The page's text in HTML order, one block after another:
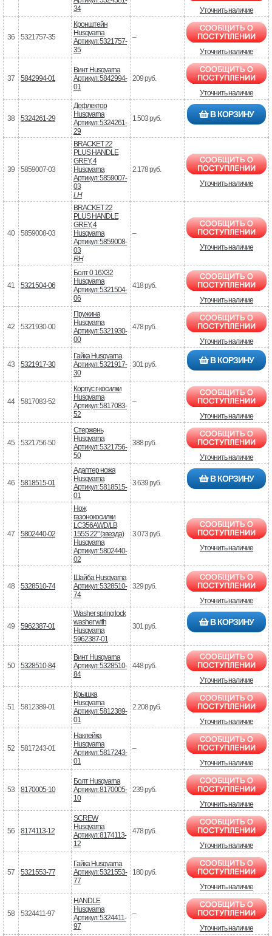
34
Уточнить наличие
36 5321757-35
Кронштейн
Husqvarna
Артикул: 5321757-
35
–
Уточнить наличие
37 5842994-01
Винт Husqvarna
Артикул: 5842994-
01
209 руб.
Уточнить наличие
38 5324261-29
Дефлектор
Husqvarna
Артикул: 5324261-
29
1.503 руб. В КОРЗИНУ
39 5859007-03
BRACKET 22
PLUS HANDLE
GREY, 4
Husqvarna
Артикул: 5859007-
03
LH
2.178 руб.
Уточнить наличие
40 5859008-03
BRACKET 22
PLUS HANDLE
GREY, 4
Husqvarna
Артикул: 5859008-
03
RH
–
Уточнить наличие
41 5321504-06
Болт 0 16X32
Husqvarna
Артикул: 5321504-
06
418 руб.
Уточнить наличие
42 5321930-00
Пружина
Husqvarna
Артикул: 5321930-
00
478 руб.
Уточнить наличие
43 5321917-30
Гайка Husqvarna
Артикул: 5321917-
30
301 руб. В КОРЗИНУ
44 5817083-52
Корпус г-косилки
Husqvarna
Артикул: 5817083-
52
–
Уточнить наличие
45 5321756-50
Стержень
Husqvarna
Артикул: 5321756-
50
388 руб.
Уточнить наличие
46 5818515-01
Адаптер ножа
Husqvarna
Артикул: 5818515-
01
3.639 руб. В КОРЗИНУ
47 5802440-02
Нож
газонокосилки
LC356AWD/LB
155S 22" (звезда)
Husqvarna
Артикул: 5802440-
02
3.073 руб.
Уточнить наличие
48 5328510-74
Шайба Husqvarna
Артикул: 5328510-
74
329 руб.
Уточнить наличие
49 5962387-01
Washer spring lock
washer with
Husqvarna
5962387-01
301 руб. В КОРЗИНУ
50 5328510-84
Винт Husqvarna
Артикул: 5328510-
84
448 руб.
Уточнить наличие
51 5812389-01
Крышка
Husqvarna
Артикул: 5812389-
01
2.208 руб.
Уточнить наличие
52 5817243-01
Наклейка
Husqvarna
Артикул: 5817243-
01
–
Уточнить наличие
53 8170005-10
Болт Husqvarna
Артикул: 8170005-
10
239 руб.
Уточнить наличие
56 8174113-12
SCREW
Husqvarna
Артикул: 8174113-
12
478 руб.
Уточнить наличие
57 5321553-77
Гайка Husqvarna
Артикул: 5321553-
77
180 руб.
Уточнить наличие
58 5324411-97
HANDLE
Husqvarna
Артикул: 5324411-
97
–
Уточнить наличие